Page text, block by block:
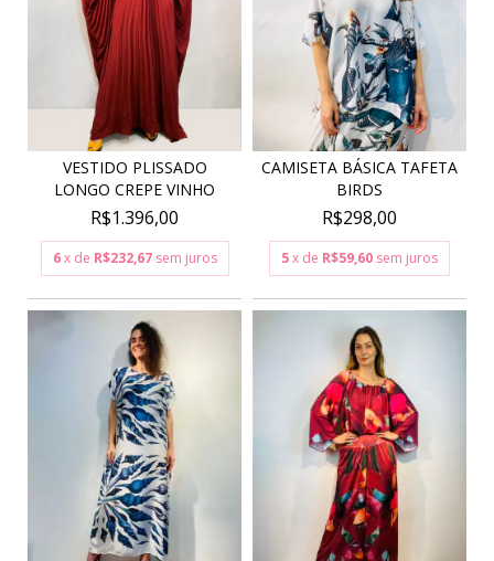
VESTIDO PLISSADO
LONGO CREPE VINHO
R$1.396,00
6 x de R$232,67 sem juros
CAMISETA BÁSICA TAFETA
BIRDS
R$298,00
5x de R$59,60 sem juros